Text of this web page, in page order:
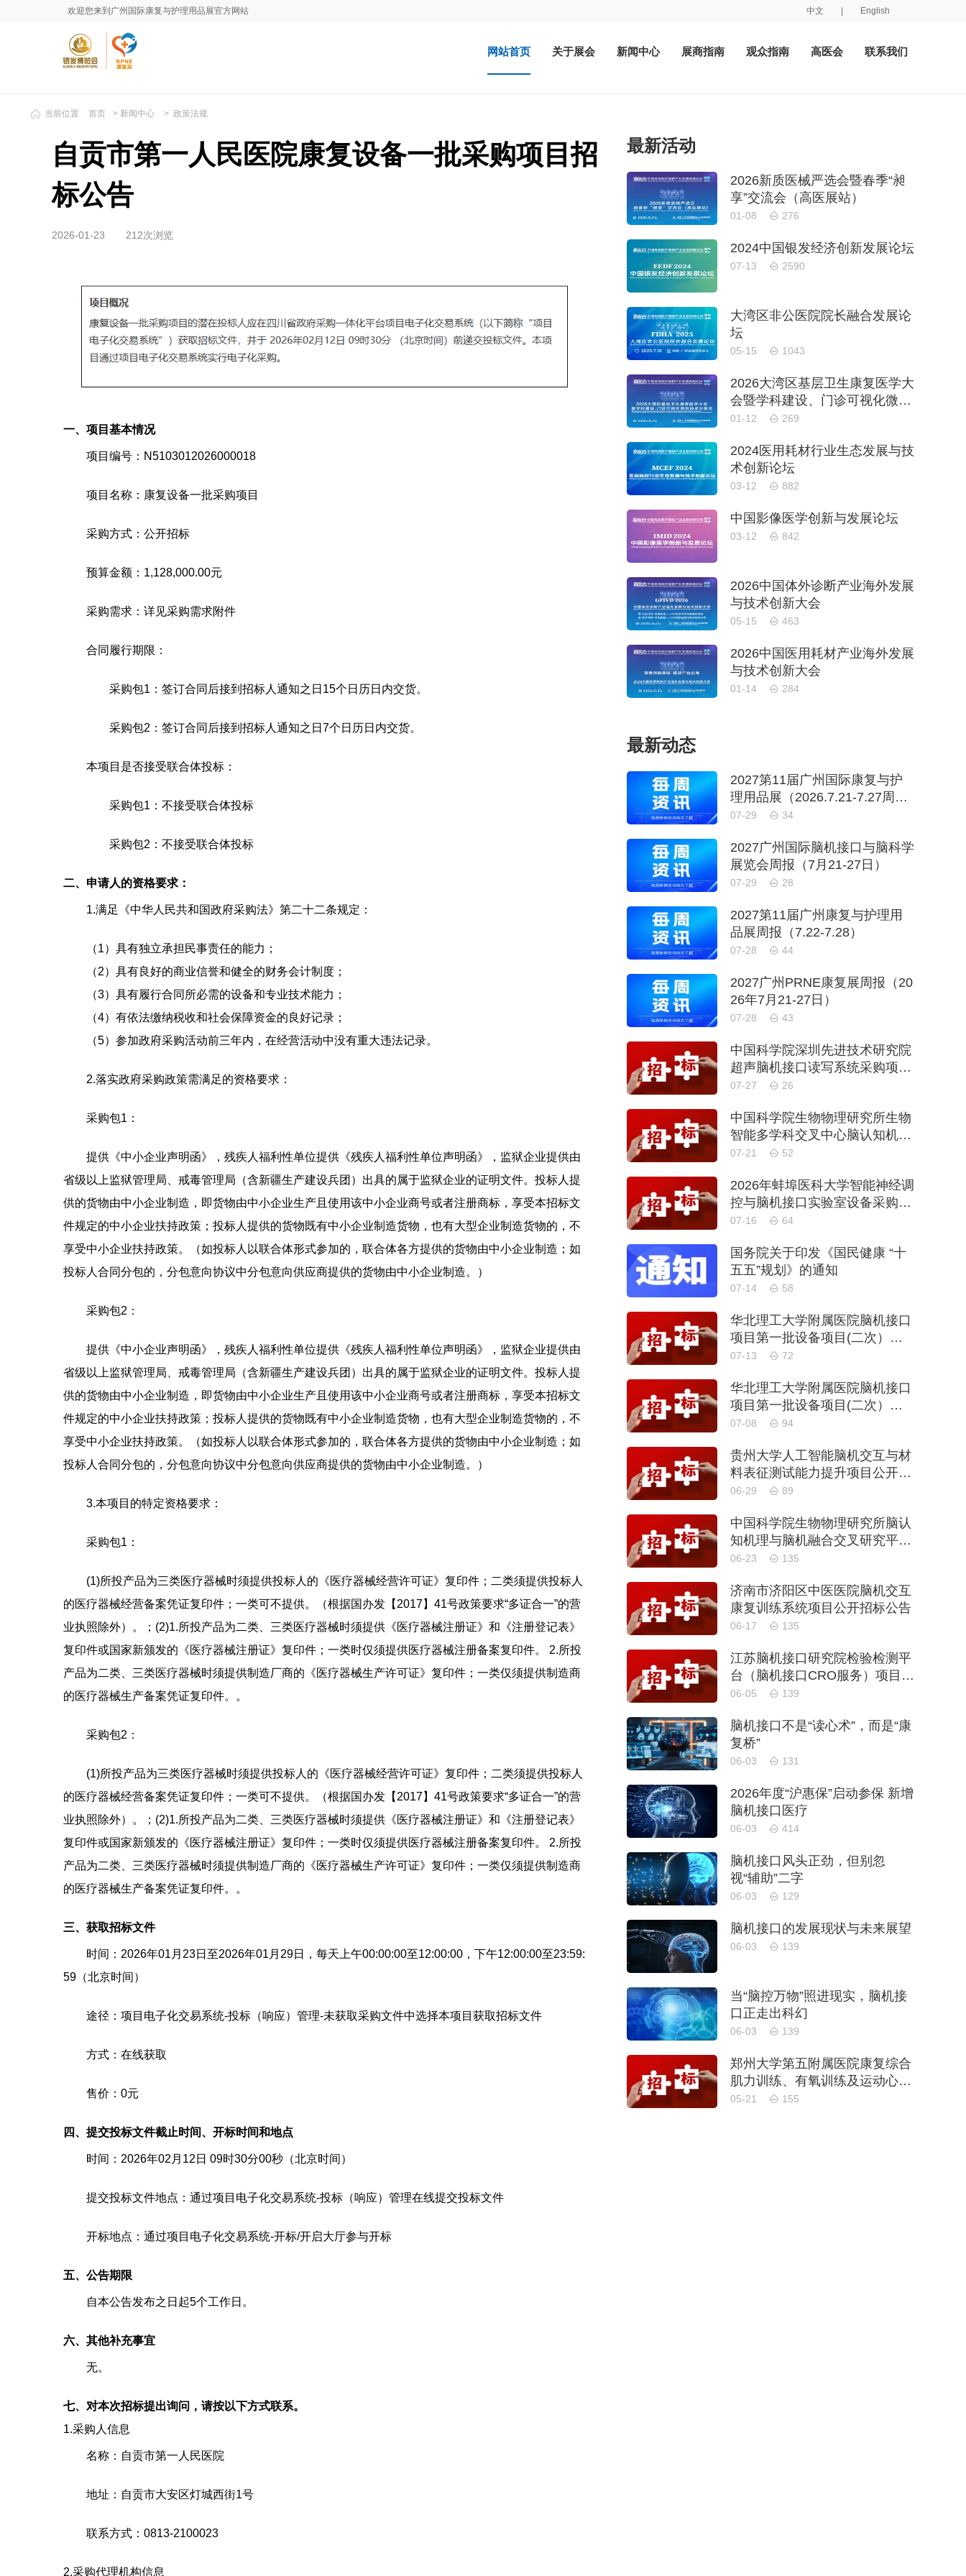
欢迎您来到广州国际康复与护理用品展官方网站 中文 English
网站首页 关于展会 新闻中心 展商指南 观众指南 高医会 联系我们
当前位置 首页 > 新闻中心 > 政策法规
自贡市第一人民医院康复设备一批采购项目招
标公告
2026-01-23 212次浏览
一、项目基本情况
项目编号：N5103012026000018
项目名称：康复设备一批采购项目
采购方式：公开招标
预算金额：1,128,000.00元
采购需求：详见采购需求附件
合同履行期限：
采购包1：签订合同后接到招标人通知之日15个日历日内交货。
采购包2：签订合同后接到招标人通知之日7个日历日内交货。
本项目是否接受联合体投标：
采购包1：不接受联合体投标
采购包2：不接受联合体投标
二、申请人的资格要求：
1.满足《中华人民共和国政府采购法》第二十二条规定：
（1）具有独立承担民事责任的能力；
（2）具有良好的商业信誉和健全的财务会计制度；
（3）具有履行合同所必需的设备和专业技术能力；
（4）有依法缴纳税收和社会保障资金的良好记录；
（5）参加政府采购活动前三年内，在经营活动中没有重大违法记录。
2.落实政府采购政策需满足的资格要求：
采购包1：
提供《中小企业声明函》，残疾人福利性单位提供《残疾人福利性单位声明函》，监狱企业提供由
省级以上监狱管理局、戒毒管理局（含新疆生产建设兵团）出具的属于监狱企业的证明文件。投标人提
供的货物由中小企业制造，即货物由中小企业生产且使用该中小企业商号或者注册商标，享受本招标文
件规定的中小企业扶持政策；投标人提供的货物既有中小企业制造货物，也有大型企业制造货物的，不
享受中小企业扶持政策。（如投标人以联合体形式参加的，联合体各方提供的货物由中小企业制造；如
投标人合同分包的，分包意向协议中分包意向供应商提供的货物由中小企业制造。）
采购包2：
提供《中小企业声明函》，残疾人福利性单位提供《残疾人福利性单位声明函》，监狱企业提供由
省级以上监狱管理局、戒毒管理局（含新疆生产建设兵团）出具的属于监狱企业的证明文件。投标人提
供的货物由中小企业制造，即货物由中小企业生产且使用该中小企业商号或者注册商标，享受本招标文
件规定的中小企业扶持政策；投标人提供的货物既有中小企业制造货物，也有大型企业制造货物的，不
享受中小企业扶持政策。（如投标人以联合体形式参加的，联合体各方提供的货物由中小企业制造；如
投标人合同分包的，分包意向协议中分包意向供应商提供的货物由中小企业制造。）
3.本项目的特定资格要求：
采购包1：
(1)所投产品为三类医疗器械时须提供投标人的《医疗器械经营许可证》复印件；二类须提供投标人
的医疗器械经营备案凭证复印件；一类可不提供。（根据国办发【2017】41号政策要求“多证合一”的营
业执照除外）。；(2)1.所投产品为二类、三类医疗器械时须提供《医疗器械注册证》和《注册登记表》
复印件或国家新颁发的《医疗器械注册证》复印件；一类时仅须提供医疗器械注册备案复印件。 2.所投
产品为二类、三类医疗器械时须提供制造厂商的《医疗器械生产许可证》复印件；一类仅须提供制造商
的医疗器械生产备案凭证复印件。。
采购包2：
(1)所投产品为三类医疗器械时须提供投标人的《医疗器械经营许可证》复印件；二类须提供投标人
的医疗器械经营备案凭证复印件；一类可不提供。（根据国办发【2017】41号政策要求“多证合一”的营
业执照除外）。；(2)1.所投产品为二类、三类医疗器械时须提供《医疗器械注册证》和《注册登记表》
复印件或国家新颁发的《医疗器械注册证》复印件；一类时仅须提供医疗器械注册备案复印件。 2.所投
产品为二类、三类医疗器械时须提供制造厂商的《医疗器械生产许可证》复印件；一类仅须提供制造商
的医疗器械生产备案凭证复印件。。
三、获取招标文件
时间： 2026年01月23日 至2026年01月29日 ，每天上午00:00:00至12:00:00 ，下午12:00:00至23:59:
59 （北京时间）
途径： 项目电子化交易系统-投标（响应）管理-未获取采购文件中选择本项目获取招标文件
方式： 在线获取
售价： 0元
四、提交投标文件截止时间、开标时间和地点
时间： 2026年02月12日 09时30分00秒 （北京时间）
提交投标文件地点： 通过项目电子化交易系统-投标（响应）管理在线提交投标文件
开标地点： 通过项目电子化交易系统-开标/开启大厅参与开标
五、公告期限
自本公告发布之日起5个工作日。
六、其他补充事宜
无。
七、对本次招标提出询问，请按以下方式联系。
1.采购人信息
名称： 自贡市第一人民医院
地址： 自贡市大安区灯城西街1号
联系方式： 0813-2100023
2.采购代理机构信息
最新活动
2026新质医械严选会暨春季“昶
享”交流会（高医展站）
01-08 276
2024中国银发经济创新发展论坛
07-13 2590
大湾区非公医院院长融合发展论
坛
05-15 1043
2026大湾区基层卫生康复医学大
会暨学科建设、门诊可视化微创
技术分享会
01-12 269
2024医用耗材行业生态发展与技
术创新论坛
03-12 882
中国影像医学创新与发展论坛
03-12 842
2026中国体外诊断产业海外发展
与技术创新大会
05-15 463
2026中国医用耗材产业海外发展
与技术创新大会
01-14 284
最新动态
2027第11届广州国际康复与护
理用品展（2026.7.21-7.27周
报）
07-29 34
2027广州国际脑机接口与脑科学
展览会周报（7月21-27日）
07-29 28
2027第11届广州康复与护理用
品展周报（7.22-7.28）
07-28 44
2027广州PRNE康复展周报（20
26年7月21-27日）
07-28 43
中国科学院深圳先进技术研究院
超声脑机接口读写系统采购项目
公开招标公告
07-27 26
中国科学院生物物理研究所生物
智能多学科交叉中心脑认知机理
与脑机融合交叉研究平台物业管
07-21 52
2026年蚌埠医科大学智能神经调
控与脑机接口实验室设备采购项
目公开招标公告
07-16 64
国务院关于印发《国民健康 “十
五五”规划》的通知
07-14 58
华北理工大学附属医院脑机接口
项目第一批设备项目(二次）公
开招标公告
07-13 72
华北理工大学附属医院脑机接口
项目第一批设备项目(二次）公
开招标公告
07-08 94
贵州大学人工智能脑机交互与材
料表征测试能力提升项目公开招
标公告
06-29 89
中国科学院生物物理研究所脑认
知机理与脑机融合交叉研究平台
基础科研能力建设项目公开招标
06-23 135
济南市济阳区中医医院脑机交互
康复训练系统项目公开招标公告
06-17 135
江苏脑机接口研究院检验检测平
台（脑机接口CRO服务）项目采
购公告
06-05 139
脑机接口不是“读心术”，而是“康
复桥”
06-03 131
2026年度“沪惠保”启动参保 新增
脑机接口医疗
06-03 414
脑机接口风头正劲，但别忽
视“辅助”二字
06-03 129
脑机接口的发展现状与未来展望
06-03 139
当“脑控万物”照进现实，脑机接
口正走出科幻
06-03 139
郑州大学第五附属医院康复综合
肌力训练、有氧训练及运动心肺
功能评估设备采购项目-公开招
05-21 155